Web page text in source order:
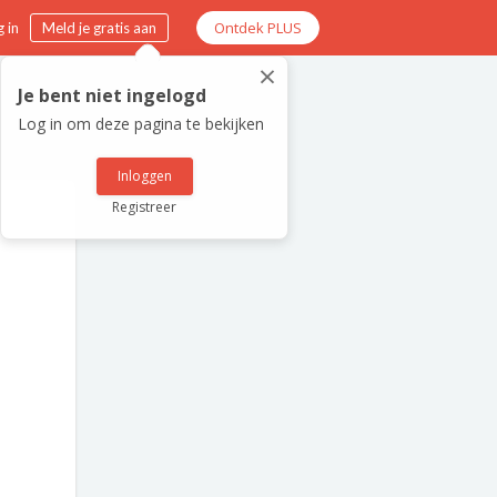
in Meld je gratis aan Ontdek PLUS
×
Je bent niet ingelogd
Log in om deze pagina te bekijken
Inloggen
Registreer